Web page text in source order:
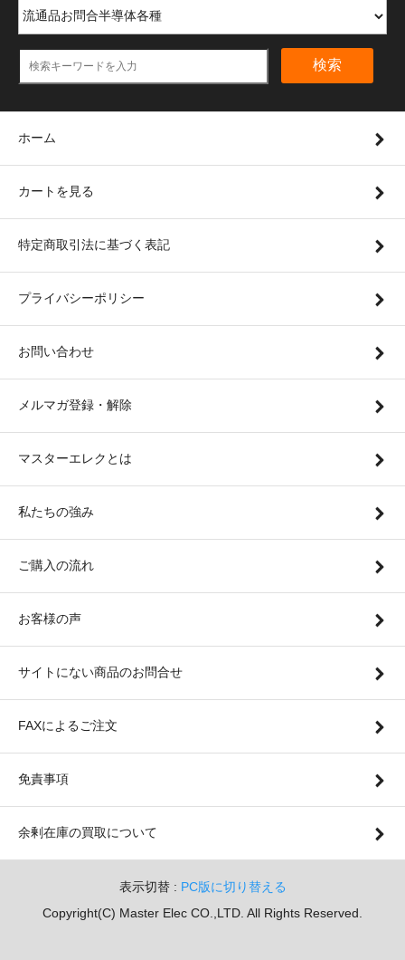
検索
ホーム
カートを見る
特定商取引法に基づく表記
プライバシーポリシー
お問い合わせ
メルマガ登録・解除
マスターエレクとは
私たちの強み
ご購入の流れ
お客様の声
サイトにない商品のお問合せ
FAXによるご注文
免責事項
余剰在庫の買取について
表示切替 : PC版に切り替える
Copyright(C) Master Elec CO.,LTD. All Rights Reserved.